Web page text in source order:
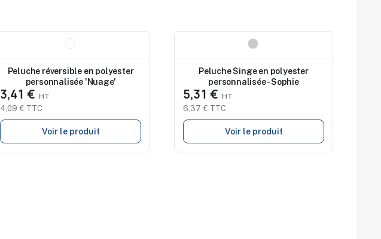
Peluche réversible en polyester
personnalisée 'Nuage'
3,41 €
4,09 € TTC
Voir le produit
Peluche Singe en polyester
personnalisée - Sophie
5,31 €
6,37 € TTC
Voir le produit